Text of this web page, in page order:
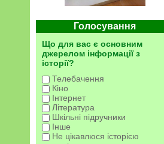
Голосування
Що для вас є основним
джерелом інформації з
історії?
Телебачення
Кіно
Інтернет
Література
Шкільні підручники
Інше
Не цікавлюся історією